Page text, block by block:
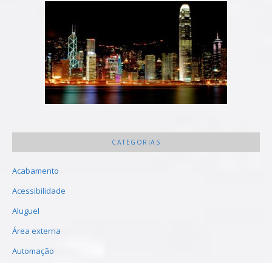
CATEGORIAS
Acabamento
Acessibilidade
Aluguel
Área externa
Automação